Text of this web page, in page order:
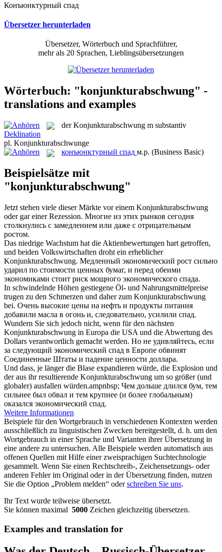
Конъюнктурный спад
Übersetzer herunterladen
Übersetzer, Wörterbuch und Sprachführer,
mehr als 20 Sprachen, Lieblingsübersetzungen
Wörterbuch: "konjunkturabschwung" -
translations and examples
derKonjunkturabschwung m substantiv
Deklination
pl. Konjunkturabschwunge
конъюнктурный спад м.р. (Business Basic)
Beispielsätze mit
"konjunkturabschwung"
Jetzt stehen viele dieser Märkte vor einem Konjunkturabschwung
oder gar einer Rezession. Многие из этих рынков сегодня
столкнулись с замедлением или даже с отрицательным
ростом.
Das niedrige Wachstum hat die Aktienbewertungen hart getroffen,
und beiden Volkswirtschaften droht ein erheblicher
Konjunkturabschwung. Медленный экономический рост сильно
ударил по стоимости ценных бумаг, и перед обеими
экономиками стоит риск мощного экономического спада.
In schwindelnde Höhen gestiegene Öl- und Nahrungsmittelpreise
trugen zu den Schmerzen und daher zum Konjunkturabschwung
bei. Очень высокие цены на нефть и продукты питания
добавили масла в огонь и, следовательно, усилили спад.
Wundern Sie sich jedoch nicht, wenn für den nächsten
Konjunkturabschwung in Europa die USA und die Abwertung des
Dollars verantwortlich gemacht werden. Но не удивляйтесь, если
за следующий экономический спад в Европе обвинят
Соединенные Штаты и падение ценности доллара.
Und dass, je länger die Blase expandieren würde, die Explosion und
der aus ihr resultierende Konjunkturabschwung um so größer (und
globaler) ausfallen würden.ampnbsp; Чем дольше длился бум, тем
сильнее был обвал и тем крупнее (и более глобальным)
оказался экономический спад.
Weitere Informationen
Beispiele für den Wortgebrauch in verschiedenen Kontexten werden
ausschließlich zu linguistischen Zwecken bereitgestellt, d. h. um den
Wortgebrauch in einer Sprache und Varianten ihrer Übersetzung in
eine andere zu untersuchen. Alle Beispiele werden automatisch aus
offenen Quellen mit Hilfe einer zweisprachigen Suchtechnologie
gesammelt. Wenn Sie einen Rechtschreib-, Zeichensetzungs- oder
anderen Fehler im Original oder in der Übersetzung finden, nutzen
Sie die Option „Problem melden“ oderschreiben Sie uns.
Ihr Text wurde teilweise übersetzt.
Sie können maximal 5000 Zeichen gleichzeitig übersetzen.
Examples and translation for